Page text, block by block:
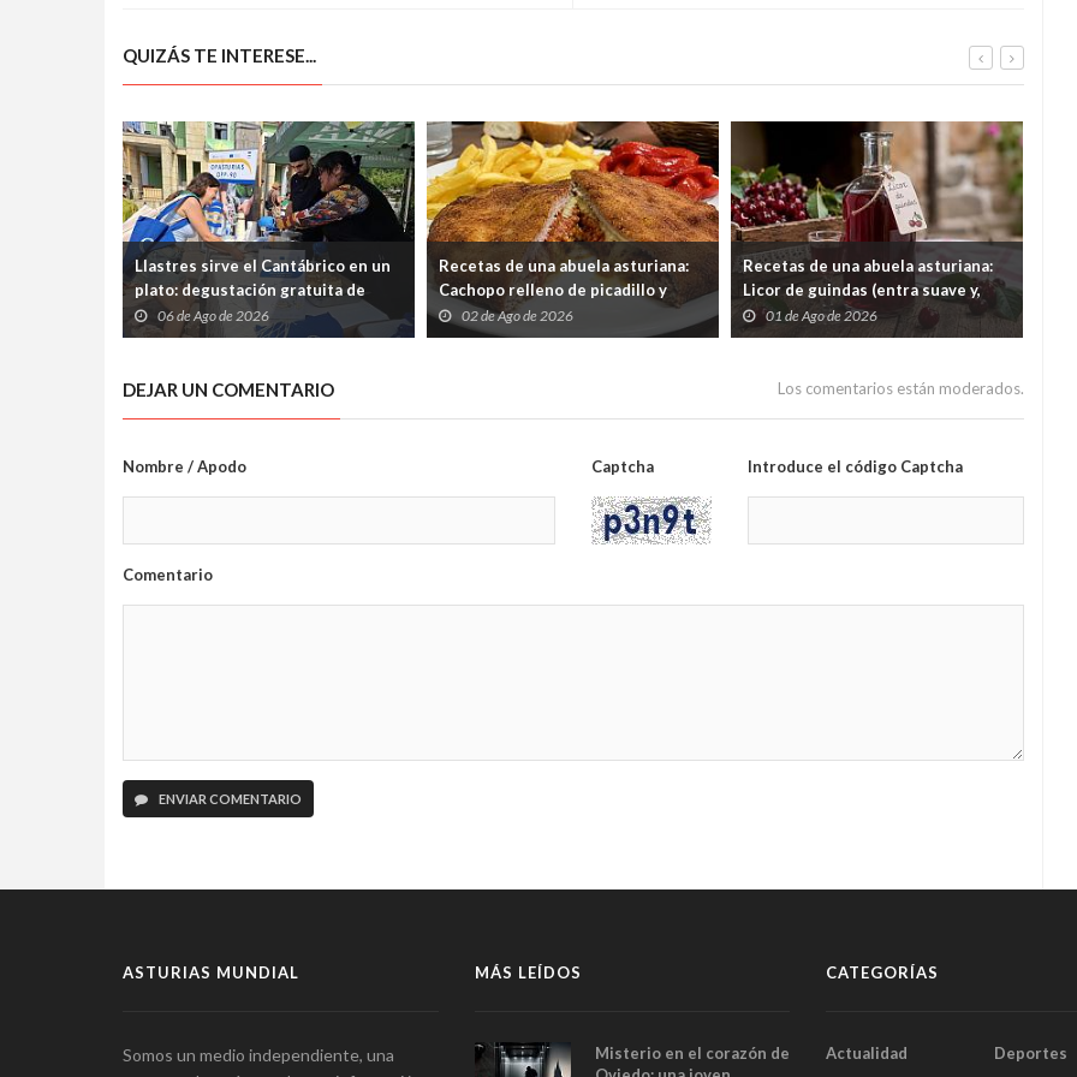
QUIZÁS TE INTERESE...
Llastres sirve el Cantábrico en un
plato: degustación gratuita de
merluza a la sidra en el Mercáu
Marineru
06 de Ago de 2026
Recetas de una abuela asturiana:
Cachopo relleno de picadillo y
Cabrales (para comer y quedar en
silencio)
02 de Ago de 2026
Recetas de una abuela asturiana:
Licor de guindas (entra suave y,
cuando quieres darte cuenta, tas
contando secretos familiares de
01 de Ago de 2026
DEJAR UN COMENTARIO Los comentarios están moderados.
Nombre / Apodo Captcha Introduce el código Captcha
Comentario
ENVIAR COMENTARIO
ASTURIAS MUNDIAL
Somos un medio independiente, una
MÁS LEÍDOS
Misterio en el corazón de
CATEGORÍAS
Actualidad Deportes